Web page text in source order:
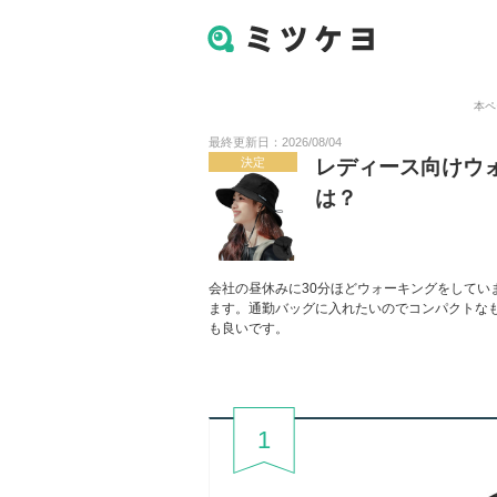
本
最終更新日：2026/08/04
決定
レディース向けウ
は？
会社の昼休みに30分ほどウォーキングをして
ます。通勤バッグに入れたいのでコンパクト
も良いです。
1